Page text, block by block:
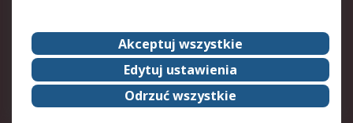
Kontakt
O firmie RS
RS na świecie
Kariera
Nagrody dla RS
ESG
Akceptuj wszystkie
Edytuj ustawienia
Odrzuć wszystkie